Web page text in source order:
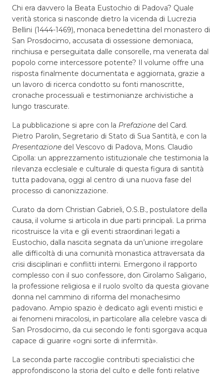
Chi era davvero la Beata Eustochio di Padova? Quale
verità storica si nasconde dietro la vicenda di Lucrezia
Bellini (1444-1469), monaca benedettina del monastero di
San Prosdocimo, accusata di ossessione demoniaca,
rinchiusa e perseguitata dalle consorelle, ma venerata dal
popolo come intercessore potente? Il volume offre una
risposta finalmente documentata e aggiornata, grazie a
un lavoro di ricerca condotto su fonti manoscritte,
cronache processuali e testimonianze archivistiche a
lungo trascurate.
La pubblicazione si apre con la Prefazione del Card.
Pietro Parolin, Segretario di Stato di Sua Santità, e con la
Presentazione del Vescovo di Padova, Mons. Claudio
Cipolla: un apprezzamento istituzionale che testimonia la
rilevanza ecclesiale e culturale di questa figura di santità
tutta padovana, oggi al centro di una nuova fase del
processo di canonizzazione.
Curato da dom Christian Gabrieli, O.S.B., postulatore della
causa, il volume si articola in due parti principali. La prima
ricostruisce la vita e gli eventi straordinari legati a
Eustochio, dalla nascita segnata da un’unione irregolare
alle difficoltà di una comunità monastica attraversata da
crisi disciplinari e conflitti interni. Emergono il rapporto
complesso con il suo confessore, don Girolamo Saligario,
la professione religiosa e il ruolo svolto da questa giovane
donna nel cammino di riforma del monachesimo
padovano. Ampio spazio è dedicato agli eventi mistici e
ai fenomeni miracolosi, in particolare alla celebre vasca di
San Prosdocimo, da cui secondo le fonti sgorgava acqua
capace di guarire «ogni sorte di infermità».
La seconda parte raccoglie contributi specialistici che
approfondiscono la storia del culto e delle fonti relative